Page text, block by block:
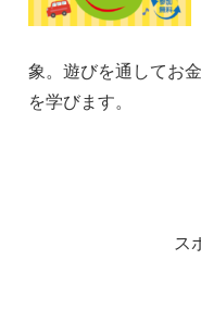
象。遊びを通してお
を学びます。
ス